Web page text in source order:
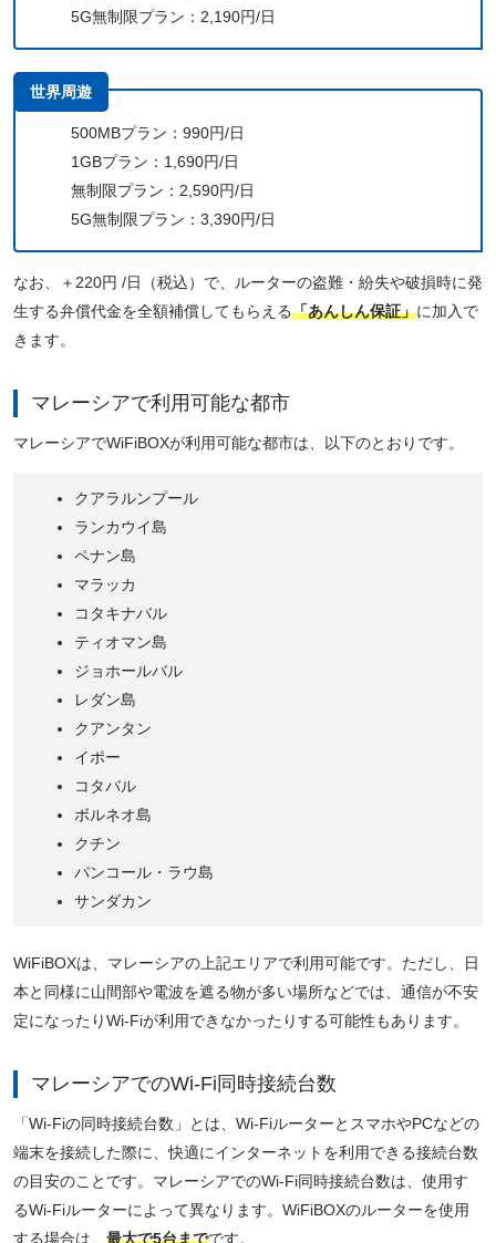
5G無制限プラン：2,190円/日
世界周遊
500MBプラン：990円/日
1GBプラン：1,690円/日
無制限プラン：2,590円/日
5G無制限プラン：3,390円/日
なお、＋220円 /日（税込）で、ルーターの盗難・紛失や破損時に発
生する弁償代金を全額補償してもらえる「あんしん保証」に加入で
きます。
マレーシアで利用可能な都市
マレーシアでWiFiBOXが利用可能な都市は、以下のとおりです。
クアラルンプール
ランカウイ島
ペナン島
マラッカ
コタキナバル
ティオマン島
ジョホールバル
レダン島
クアンタン
イポー
コタバル
ボルネオ島
クチン
パンコール・ラウ島
サンダカン
WiFiBOXは、マレーシアの上記エリアで利用可能です。ただし、日
本と同様に山間部や電波を遮る物が多い場所などでは、通信が不安
定になったりWi-Fiが利用できなかったりする可能性もあります。
マレーシアでのWi-Fi同時接続台数
「Wi-Fiの同時接続台数」とは、Wi-FiルーターとスマホやPCなどの
端末を接続した際に、快適にインターネットを利用できる接続台数
の目安のことです。マレーシアでのWi-Fi同時接続台数は、使用す
るWi-Fiルーターによって異なります。WiFiBOXのルーターを使用
する場合は、 最大で5台までです。